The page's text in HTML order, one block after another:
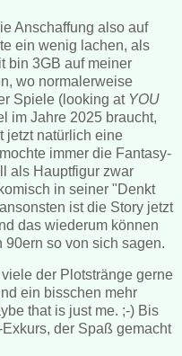
Anschaffung also auf
ein wenig lachen, als
bin 3GB auf meiner
wo normalerweise
Spiele (looking at YOU
im Jahre 2025 braucht,
jetzt natürlich eine
immer die Fantasy-
als Hauptfigur zwar
in seiner "Denkt
ist die Story jetzt
das wiederum können
so von sich sagen.
der Plotstränge gerne
ein bisschen mehr
that is just me. ;-) Bis
der Spaß gemacht